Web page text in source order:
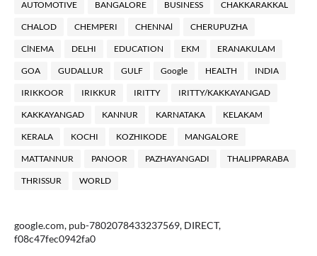
AUTOMOTIVE BANGALORE BUSINESS CHAKKARAKKAL
CHALOD CHEMPERI CHENNAl CHERUPUZHA
ClNEMA DELHI EDUCATION EKM ERANAKULAM
GOA GUDALLUR GULF Google HEALTH INDIA
IRIKKOOR IRIKKUR IRITTY IRITTY/KAKKAYANGAD
KAKKAYANGAD KANNUR KARNATAKA KELAKAM
KERALA KOCHI KOZHIKODE MANGALORE
MATTANNUR PANOOR PAZHAYANGADI THALIPPARABA
THRISSUR WORLD
google.com, pub-7802078433237569, DIRECT,
f08c47fec0942fa0